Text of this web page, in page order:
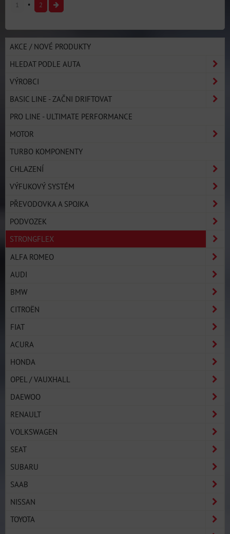
1 2
AKCE / NOVÉ PRODUKTY
HLEDAT PODLE AUTA
VÝROBCI
BASIC LINE - ZAČNI DRIFTOVAT
PRO LINE - ULTIMATE PERFORMANCE
MOTOR
TURBO KOMPONENTY
CHLAZENÍ
VÝFUKOVÝ SYSTÉM
PŘEVODOVKA A SPOJKA
PODVOZEK
STRONGFLEX
ALFA ROMEO
AUDI
BMW
CITROËN
FIAT
ACURA
HONDA
OPEL / VAUXHALL
DAEWOO
RENAULT
VOLKSWAGEN
SEAT
SUBARU
SAAB
NISSAN
TOYOTA